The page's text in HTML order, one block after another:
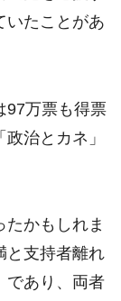
いたことがあ
97万票も得票
治とカネ」
かもしれま
と支持者離れ
であり、両者